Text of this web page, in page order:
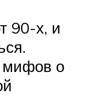
90-х, и
мифов о